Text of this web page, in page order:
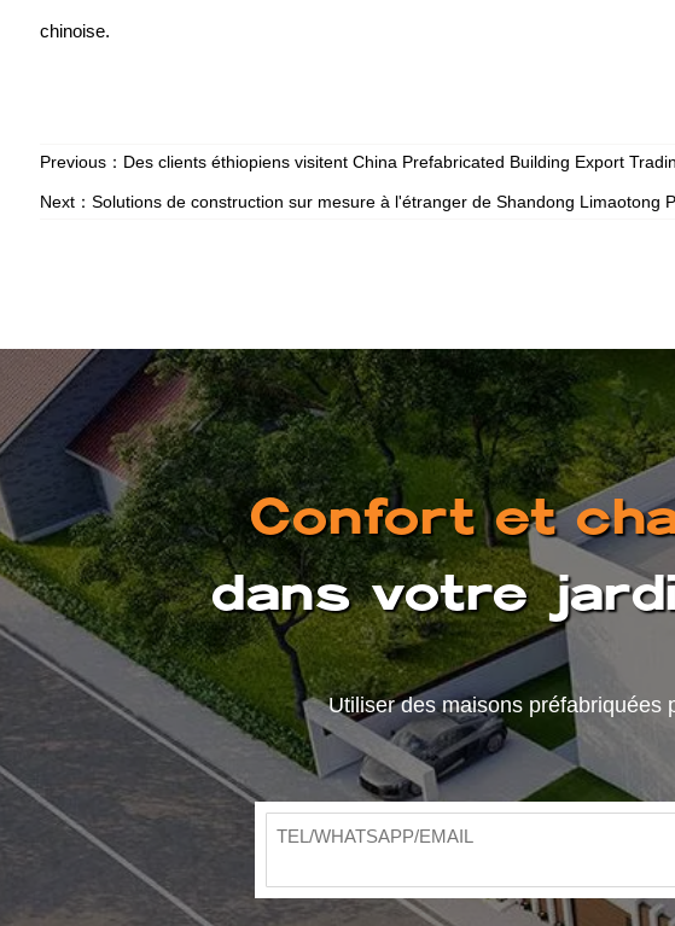
chinoise.
Previous： Des clients éthiopiens visitent China Prefabricated Building Export
Next： Solutions de construction sur mesure à l'étranger de Shandong Limaotong
Confort et
dans votre
Utiliser des maisons préfabriquées